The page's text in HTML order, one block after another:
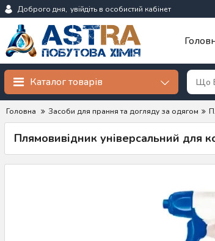
Доброго дня, увійдіть в особистий кабінет
Каталог товарів
Головна Засоби для прання та догляду за одягом
Плямовивідник універсальний для